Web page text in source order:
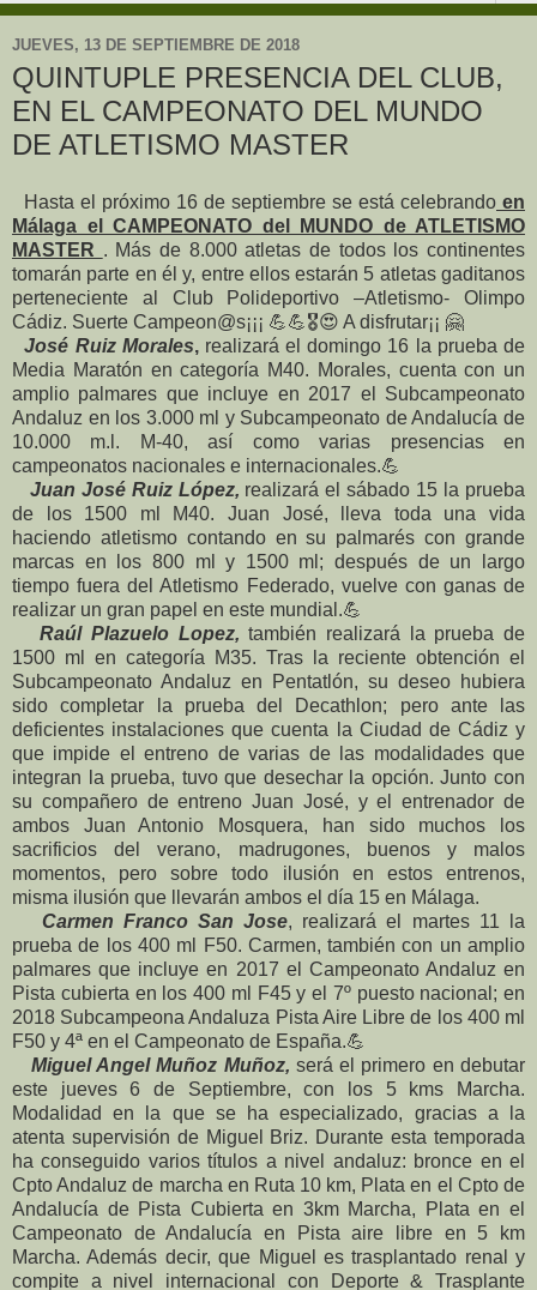
JUEVES, 13 DE SEPTIEMBRE DE 2018
QUINTUPLE PRESENCIA DEL CLUB,
EN EL CAMPEONATO DEL MUNDO
DE ATLETISMO MASTER
Hasta el próximo 16 de septiembre se está celebrando en
Málaga el CAMPEONATO del MUNDO de ATLETISMO
MASTER . Más de 8.000 atletas de todos los continentes
tomarán parte en él y, entre ellos estarán 5 atletas gaditanos
perteneciente al Club Polideportivo –Atletismo- Olimpo
Cádiz. Suerte Campeon@s¡¡¡ 💪💪🎖️😍 A disfrutar¡¡ 🤗
José Ruiz Morales, realizará el domingo 16 la prueba de
Media Maratón en categoría M40. Morales, cuenta con un
amplio palmares que incluye en 2017 el Subcampeonato
Andaluz en los 3.000 ml y Subcampeonato de Andalucía de
10.000 m.l. M-40, así como varias presencias en
campeonatos nacionales e internacionales.💪
Juan José Ruiz López, realizará el sábado 15 la prueba
de los 1500 ml M40. Juan José, lleva toda una vida
haciendo atletismo contando en su palmarés con grande
marcas en los 800 ml y 1500 ml; después de un largo
tiempo fuera del Atletismo Federado, vuelve con ganas de
realizar un gran papel en este mundial.💪
Raúl Plazuelo Lopez, también realizará la prueba de
1500 ml en categoría M35. Tras la reciente obtención el
Subcampeonato Andaluz en Pentatlón, su deseo hubiera
sido completar la prueba del Decathlon; pero ante las
deficientes instalaciones que cuenta la Ciudad de Cádiz y
que impide el entreno de varias de las modalidades que
integran la prueba, tuvo que desechar la opción. Junto con
su compañero de entreno Juan José, y el entrenador de
ambos Juan Antonio Mosquera, han sido muchos los
sacrificios del verano, madrugones, buenos y malos
momentos, pero sobre todo ilusión en estos entrenos,
misma ilusión que llevarán ambos el día 15 en Málaga.
Carmen Franco San Jose, realizará el martes 11 la
prueba de los 400 ml F50. Carmen, también con un amplio
palmares que incluye en 2017 el Campeonato Andaluz en
Pista cubierta en los 400 ml F45 y el 7º puesto nacional; en
2018 Subcampeona Andaluza Pista Aire Libre de los 400 ml
F50 y 4ª en el Campeonato de España.💪
Miguel Angel Muñoz Muñoz, será el primero en debutar
este jueves 6 de Septiembre, con los 5 kms Marcha.
Modalidad en la que se ha especializado, gracias a la
atenta supervisión de Miguel Briz. Durante esta temporada
ha conseguido varios títulos a nivel andaluz: bronce en el
Cpto Andaluz de marcha en Ruta 10 km, Plata en el Cpto de
Andalucía de Pista Cubierta en 3km Marcha, Plata en el
Campeonato de Andalucía en Pista aire libre en 5 km
Marcha. Además decir, que Miguel es trasplantado renal y
compite a nivel internacional con Deporte & Trasplante